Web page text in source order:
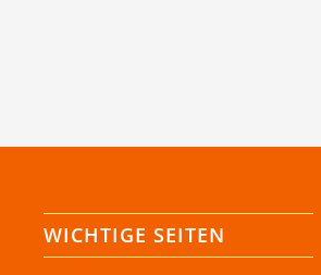
WICHTIGE SEITEN